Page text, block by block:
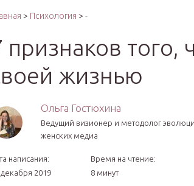
> Психология > -
признаков того,
жизнью
Ольга Гостюхина
Ведущий визионер и методолог
женских медиа
написания:
декабря 2019
Время на чтение:
8 минут